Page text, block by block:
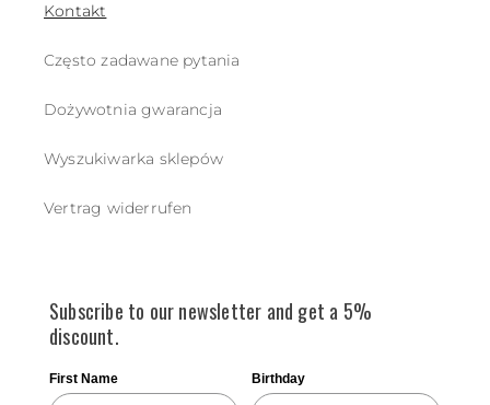
Kontakt
Często zadawane pytania
Dożywotnia gwarancja
Wyszukiwarka sklepów
Vertrag widerrufen
Subscribe to our newsletter and get a 5%
discount.
First Name Birthday